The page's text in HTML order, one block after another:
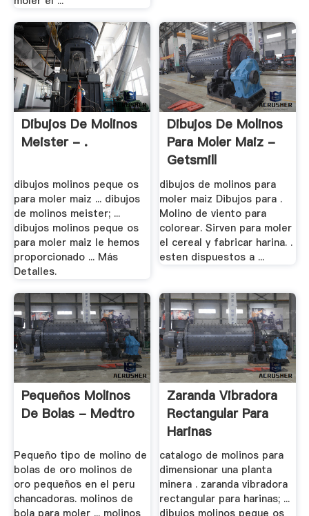
Dibujos De Molinos
Meister - .
dibujos molinos peque os
para moler maiz ... dibujos
de molinos meister; ...
dibujos molinos peque os
para moler maiz le hemos
proporcionado ... Más
Detalles.
Dibujos De Molinos
Para Moler Maiz -
Getsmill
dibujos de molinos para
moler maiz Dibujos para .
Molino de viento para
colorear. Sirven para moler
el cereal y fabricar harina. .
esten dispuestos a ...
Pequeños Molinos
De Bolas - Medtro
Pequeño tipo de molino de
bolas de oro molinos de
oro pequeños en el peru
chancadoras. molinos de
Zaranda Vibradora
Rectangular Para
Harinas
catalogo de molinos para
dimensionar una planta
minera . zaranda vibradora
rectangular para harinas; ...